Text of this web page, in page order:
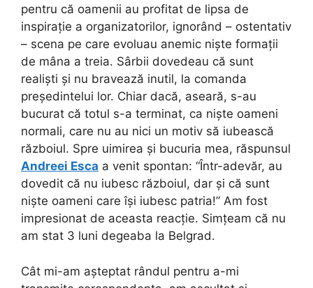
pentru că oamenii au profitat de lipsa de
inspirație a organizatorilor, ignorând – ostentativ
– scena pe care evoluau anemic niște formații
de mâna a treia. Sârbii dovedeau că sunt
realiști și nu bravează inutil, la comanda
președintelui lor. Chiar dacă, aseară, s-au
bucurat că totul s-a terminat, ca niște oameni
normali, care nu au nici un motiv să iubească
războiul. Spre uimirea și bucuria mea, răspunsul
Andreei Esca a venit spontan: “Într-adevăr, au
dovedit că nu iubesc războiul, dar și că sunt
niște oameni care își iubesc patria!” Am fost
impresionat de aceasta reacție. Simțeam că nu
am stat 3 luni degeaba la Belgrad.
Cât mi-am așteptat rândul pentru a-mi